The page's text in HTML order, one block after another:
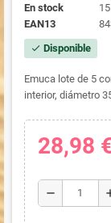
En stock
EAN13
check Disponible
Emuca lote de 5
interior, diámetro
28,98
remove